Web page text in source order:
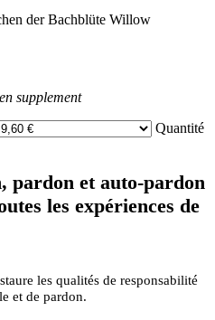
en supplement
Quantité
pardon et auto-pardon
les expériences de
les qualités de responsabilité
et de pardon.